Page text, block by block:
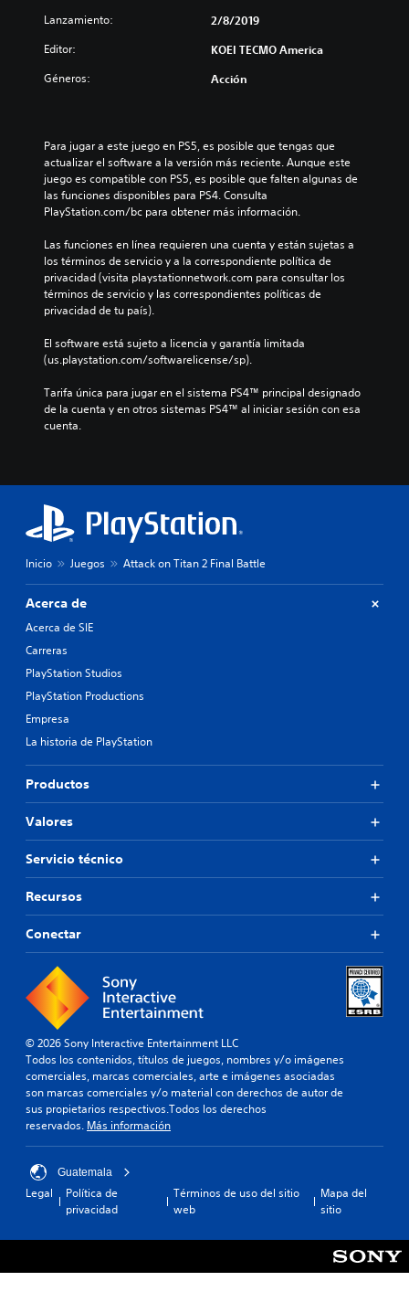
Lanzamiento: 2/8/2019
Editor: KOEI TECMO America
Géneros: Acción
Para jugar a este juego en PS5, es posible que tengas que
actualizar el software a la versión más reciente. Aunque este
juego es compatible con PS5, es posible que falten algunas de
las funciones disponibles para PS4. Consulta
PlayStation.com/bc para obtener más información.
Las funciones en línea requieren una cuenta y están sujetas a
los términos de servicio y a la correspondiente política de
privacidad (visita playstationnetwork.com para consultar los
términos de servicio y las correspondientes políticas de
privacidad de tu país).
El software está sujeto a licencia y garantía limitada
(us.playstation.com/softwarelicense/sp).
Tarifa única para jugar en el sistema PS4™ principal designado
de la cuenta y en otros sistemas PS4™ al iniciar sesión con esa
cuenta.
Inicio Juegos Attack on Titan 2 Final Battle
Acerca de
Acerca de SIE
Carreras
PlayStation Studios
PlayStation Productions
Empresa
La historia de PlayStation
Productos
Valores
Servicio técnico
Recursos
Conectar
© 2026 Sony Interactive Entertainment LLC
Todos los contenidos, títulos de juegos, nombres y/o imágenes
comerciales, marcas comerciales, arte e imágenes asociadas
son marcas comerciales y/o material con derechos de autor de
sus propietarios respectivos.Todos los derechos
reservados. Más información
Guatemala
Legal
Política de
privacidad
Términos de uso del sitio
web
Mapa del
sitio